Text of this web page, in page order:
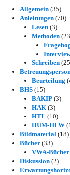
Allgemein (35)
Anleitungen (70)
Lesen (3)
Methoden
Schreiben
Betreuungsperson
Beurteilung
BHS (15)
BAKIP (3)
HAK (3)
HTL (10)
HUM-HLW
Bildmaterial (18)
Bücher (33)
VWA-Bücher
Diskussion (2)